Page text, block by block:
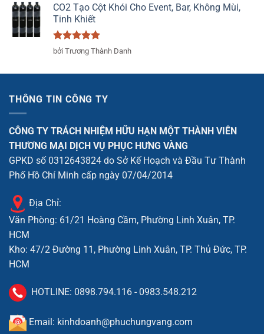
sao
CO2 Tạo Cột Khói Cho Event, Bar, Không Mùi,
Tinh Khiết
Được xếp
5
bởi Trương Thành Danh
THÔNG TIN CÔNG TY
CÔNG TY TRÁCH NHIỆM HỮU HẠN MỘT THÀNH VIÊN
THƯƠNG MẠI DỊCH VỤ PHỤC HƯNG VÀNG
GPKD số 0312643824 do Sở Kế Hoạch và Đầu Tư Thành
Phố Hồ Chí Minh cấp ngày 07/04/2014
Địa Chỉ:
Văn Phòng: 61/21 Hoàng Cầm, Phường Linh Xuân, TP.
HCM
Kho: 47/2 Đường 11, Phường Linh Xuân, TP. Thủ Đức, TP.
HCM
HOTLINE: 0898.794.116 - 0983.548.212
Email: kinhdoanh@phuchungvang.com